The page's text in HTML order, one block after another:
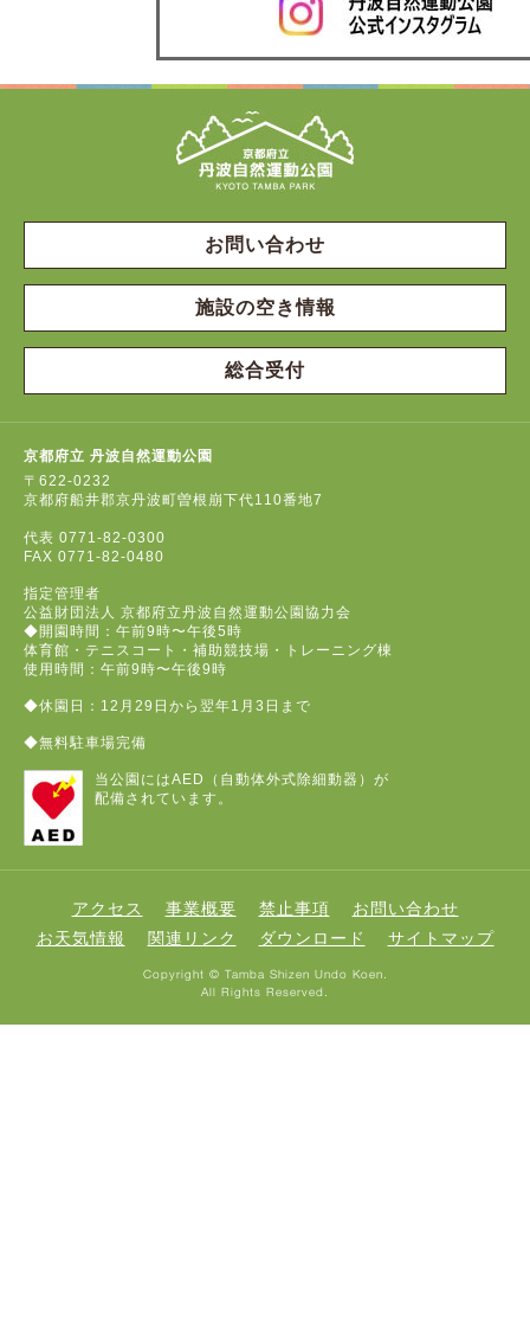
お問い合わせ
施設の空き情報
総合受付
京都府立 丹波自然運動公園
〒622-0232
京都府船井郡京丹波町曽根崩下代110番地7
代表 0771-82-0300
FAX 0771-82-0480
指定管理者
公益財団法人 京都府立丹波自然運動公園協力会
◆開園時間：午前9時〜午後5時
体育館・テニスコート・補助競技場・トレーニング棟
使用時間：午前9時〜午後9時
◆休園日：12月29日から翌年1月3日まで
◆無料駐車場完備
当公園にはAED（自動体外式除細動器）が
配備されています。
アクセス 事業概要 禁止事項
お問い合わせ
お天気情報
関連リンク ダウンロード サイトマップ
Copyright © Tamba Shizen Undo Koen.
All Rights Reserved.